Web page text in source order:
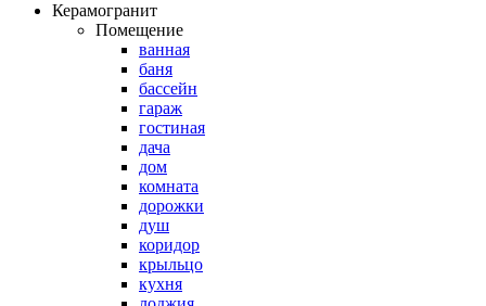
Керамогранит
Помещение
ванная
баня
бассейн
гараж
гостиная
дача
дом
комната
дорожки
душ
коридор
крыльцо
кухня